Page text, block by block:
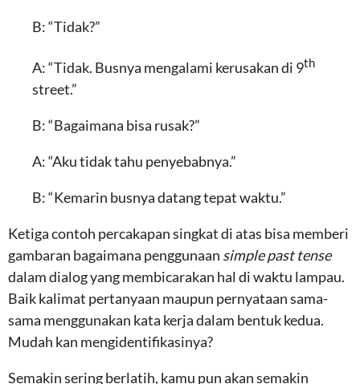
B: “Tidak?”
A: “Tidak. Busnya mengalami kerusakan di 9th
street.”
B: “Bagaimana bisa rusak?”
A: “Aku tidak tahu penyebabnya.”
B: “Kemarin busnya datang tepat waktu.”
Ketiga contoh percakapan singkat di atas bisa memberi
gambaran bagaimana penggunaan simple past tense
dalam dialog yang membicarakan hal di waktu lampau.
Baik kalimat pertanyaan maupun pernyataan sama-
sama menggunakan kata kerja dalam bentuk kedua.
Mudah kan mengidentifikasinya?
Semakin sering berlatih, kamu pun akan semakin